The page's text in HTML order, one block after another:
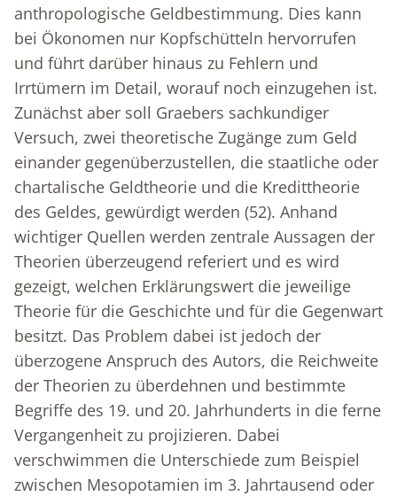
anthropologische Geldbestimmung. Dies kann
bei Ökonomen nur Kopfschütteln hervorrufen
und führt darüber hinaus zu Fehlern und
Irrtümern im Detail, worauf noch einzugehen ist.
Zunächst aber soll Graebers sachkundiger
Versuch, zwei theoretische Zugänge zum Geld
einander gegenüberzustellen, die staatliche oder
chartalische Geldtheorie und die Kredittheorie
des Gel­des, gewürdigt werden (52). Anhand
wichtiger Quellen werden zentrale Aussagen der
Theorien überzeugend referiert und es wird
gezeigt, welchen Erklärungswert die jeweilige
Theorie für die Geschichte und für die Gegenwart
besitzt. Das Problem dabei ist jedoch der
überzogene An­spruch des Autors, die Reichweite
der Theorien zu überdehnen und bestimmte
Begriffe des 19. und 20. Jahrhunderts in die ferne
Vergangenheit zu projizieren. Dabei
verschwimmen die Unterschiede zum Beispiel
zwischen Mesopotamien im 3. Jahrtausend oder